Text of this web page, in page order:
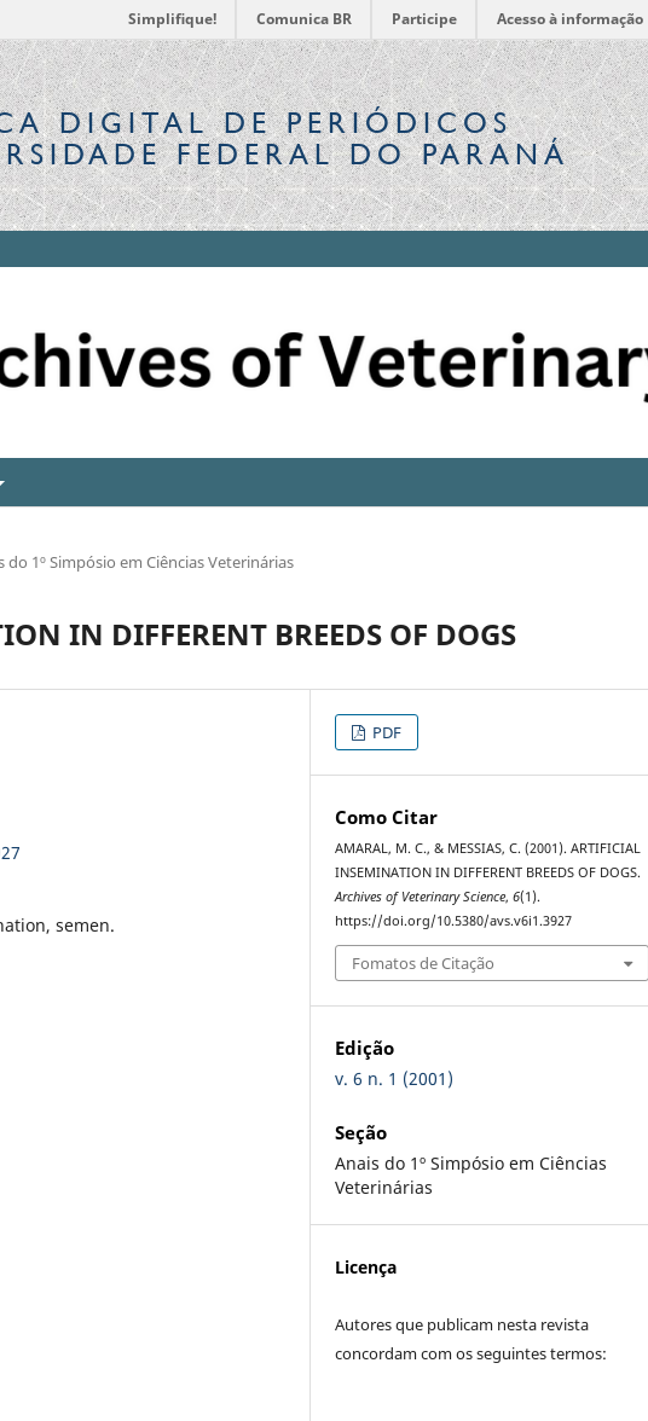
Simplifique! Comunica BR Participe Acesso à informação
DIGITALDE PERIÓDICOS
FEDERAL DO PARANÁ
do 1º Simpósio em Ciências Veterinárias
IN DIFFERENT BREEDS OF DOGS
semen.
PDF
Como Citar
AMARAL, M. C., & MESSIAS, C. (2001). ARTIFICIAL
INSEMINATION IN DIFFERENT BREEDS OF DOGS.
Archives of Veterinary Science,6(1).
https://doi.org/10.5380/avs.v6i1.3927
Fomatos de Citação
Edição
v. 6 n. 1 (2001)
Seção
Anais do 1º Simpósio em Ciências
Veterinárias
Licença
Autores que publicam nesta revista
concordam com os seguintes termos: